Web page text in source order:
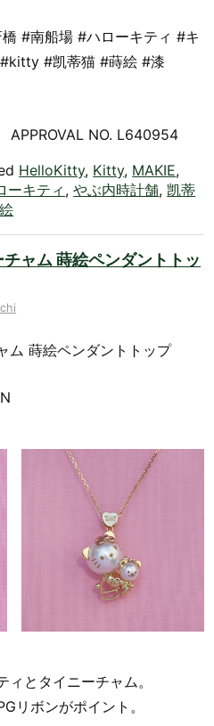
#南船場 #ハローキティ #キ
#凯蒂猫 #蒔絵 #漆
NO. L640954
HelloKitty, Kitty, MAKIE,
ーキティ ,やぶ内時計舗,凯蒂
ャム 蒔絵ペンダントトッ
ム 蒔絵ペンダントトップ
とタイニーチャム。
リボンがポイント。